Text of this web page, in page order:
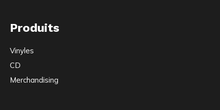
Produits
Vinyles
CD
Merchandising